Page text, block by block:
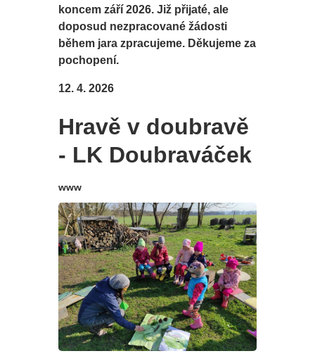
koncem září 2026. Již přijaté, ale
doposud nezpracované žádosti
během jara zpracujeme. Děkujeme za
pochopení.
12. 4. 2026
Hravě v doubravě
- LK Doubraváček
www